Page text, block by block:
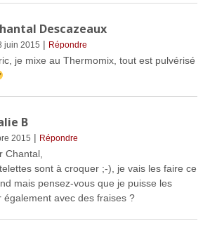
Descazeaux
juin 2015 | Répondre
je mixe au Thermomix, tout est pulvérisé
B
2015 | Répondre
Chantal,
sont à croquer ;-), je vais les faire ce
mais pensez-vous que je puisse les
également avec des fraises ?